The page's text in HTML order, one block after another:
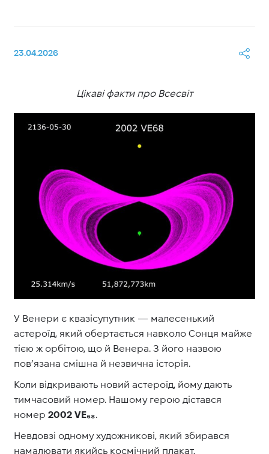
23.04.2026
Цікаві факти про Всесвіт
У Венери є квазісупутник — малесенький
астероїд, який обертається навколо Сонця майже
тією ж орбітою, що й Венера. З його назвою
пов’язана смішна й незвична історія.
Коли відкривають новий астероїд, йому дають
тимчасовий номер. Нашому герою дістався
номер 2002 VE₆₈.
Невдовзі одному художникові, який збирався
намалювати якийсь космічний плакат,